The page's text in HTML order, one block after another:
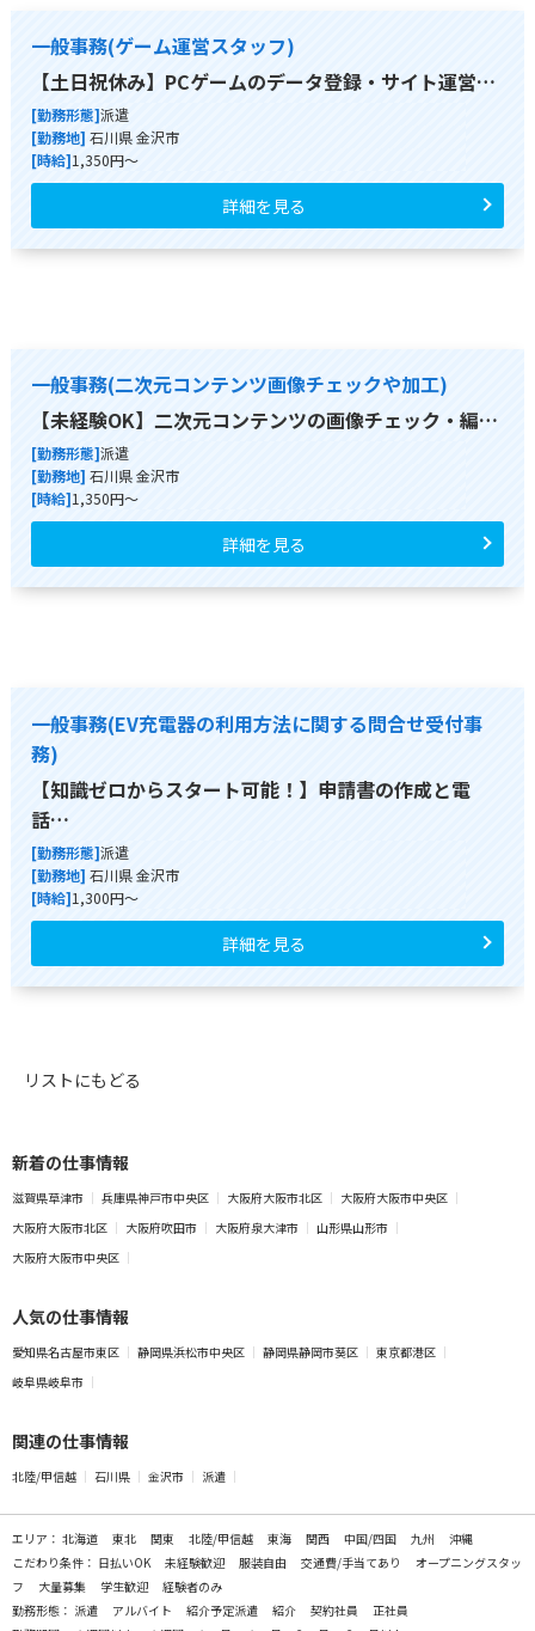
一般事務(ゲーム運営スタッフ)
【土日祝休み】PCゲームのデータ登録・サイト運営…
[勤務形態]派遣
[勤務地] 石川県 金沢市
[時給]1,350円～
詳細を見る
一般事務(二次元コンテンツ画像チェックや加工)
【未経験OK】二次元コンテンツの画像チェック・編…
[勤務形態]派遣
[勤務地] 石川県 金沢市
[時給]1,350円～
詳細を見る
一般事務(EV充電器の利用方法に関する問合せ受付事
務)
【知識ゼロからスタート可能！】申請書の作成と電
話…
[勤務形態]派遣
[勤務地] 石川県 金沢市
[時給]1,300円～
詳細を見る
リストにもどる
新着の仕事情報
滋賀県草津市 兵庫県神戸市中央区 大阪府大阪市北区
大阪府大阪市中央区
大阪府大阪市北区
大阪府吹田市 大阪府泉大津市
山形県山形市
大阪府大阪市中央区
人気の仕事情報
愛知県名古屋市東区 静岡県浜松市中央区 静岡県静岡市葵区
東京都港区
岐阜県岐阜市
関連の仕事情報
北陸/甲信越 石川県 金沢市 派遣
エリア： 北海道 東北 関東 北陸/甲信越 東海 関西 中国/四国 九州
沖縄
こだわり条件： 日払いOK 未経験歓迎 服装自由 交通費/手当てあり
オープニングスタッ
フ
大量募集 学生歓迎
経験者のみ
勤務形態： 派遣 アルバイト 紹介予定派遣 紹介 契約社員
正社員